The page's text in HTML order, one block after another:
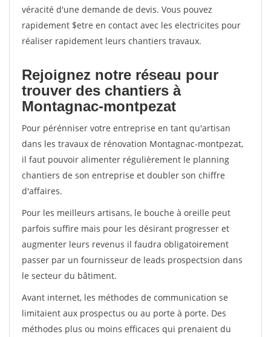
véracité d'une demande de devis. Vous pouvez
rapidement $etre en contact avec les electricites pour
réaliser rapidement leurs chantiers travaux.
Rejoignez notre réseau pour
trouver des chantiers à
Montagnac-montpezat
Pour pérénniser votre entreprise en tant qu'artisan
dans les travaux de rénovation Montagnac-montpezat,
il faut pouvoir alimenter régulièrement le planning
chantiers de son entreprise et doubler son chiffre
d'affaires.
Pour les meilleurs artisans, le bouche à oreille peut
parfois suffire mais pour les désirant progresser et
augmenter leurs revenus il faudra obligatoirement
passer par un fournisseur de leads prospectsion dans
le secteur du bâtiment.
Avant internet, les méthodes de communication se
limitaient aux prospectus ou au porte à porte. Des
méthodes plus ou moins efficaces qui prenaient du